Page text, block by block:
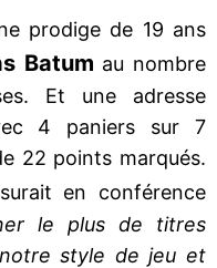
prodige de 19 ans
Batum au nombre
Et une adresse
4 paniers sur 7
22 points marqués.
en conférence
le plus de titres
style de jeu et